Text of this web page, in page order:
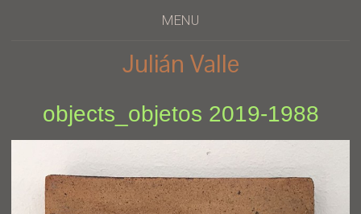
MENU
Julián Valle
objects_objetos 2019-1988